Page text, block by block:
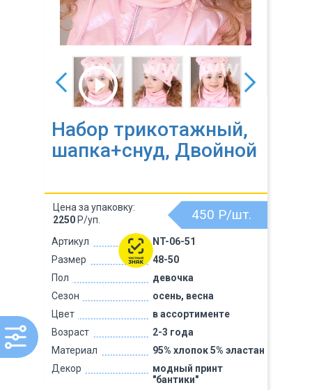
Набор трикотажный,
шапка+снуд, Двойной
Артикул
NT-06-51
Размер
48-50
Пол
девочка
Сезон
осень, весна
Цвет
в ассортименте
Возраст
2-3 года
Материал
95% хлопок 5% эластан
Декор
модный принт
"бантики"
450 Р/шт.
Цена за упаковку:
2250 Р/уп.